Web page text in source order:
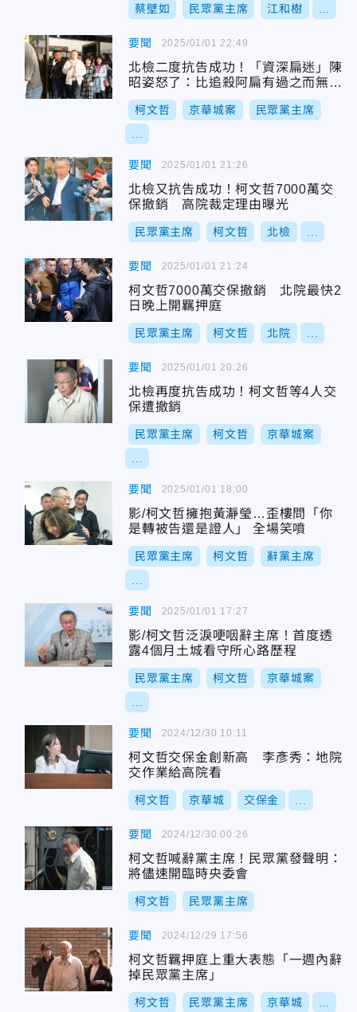
蔡壁如 民眾黨主席 江和樹
要聞
北檢二度抗告成功！「資深扁迷」陳
昭姿怒了：比追殺阿扁有過之而無不
及
柯文哲 京華城案 民眾黨主席
2025/01/01 22:49
要聞
北檢又抗告成功！柯文哲7000萬交
保撤銷 高院裁定理由曝光
民眾黨主席 柯文哲 北檢
2025/01/01 21:26
要聞
柯文哲7000萬交保撤銷 北院最快2
日晚上開羈押庭
民眾黨主席 柯文哲 北院
2025/01/01 21:24
要聞
北檢再度抗告成功！柯文哲等4人交
保遭撤銷
民眾黨主席 柯文哲 京華城案
2025/01/01 20:26
要聞
影/柯文哲擁抱黃瀞瑩…歪樓問「你
是轉被告還是證人」 全場笑噴
民眾黨主席 柯文哲 辭黨主席
2025/01/01 18:00
要聞
影/柯文哲泛淚哽咽辭主席！首度透
露4個月土城看守所心路歷程
民眾黨主席 柯文哲 京華城案
2025/01/01 17:27
要聞
柯文哲交保金創新高 李彥秀：地院
交作業給高院看
柯文哲 京華城 交保金
2024/12/30 10:11
要聞
柯文哲喊辭黨主席！民眾黨發聲明：
將儘速開臨時央委會
柯文哲 民眾黨主席
2024/12/30 00:26
要聞
柯文哲羈押庭上重大表態「一週內辭
掉民眾黨主席」
柯文哲 民眾黨主席 京華城
2024/12/29 17:56